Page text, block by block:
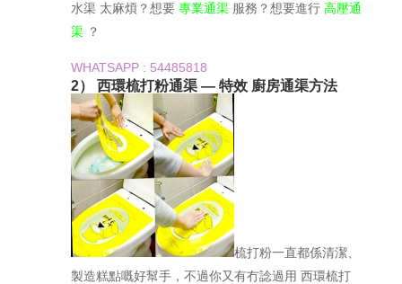
水渠 太麻煩？想要 專業通渠服務？想要進行 高壓通
渠？
WHATSAPP : 54485818
2） 西環梳打粉通渠 — 特效 廚房通渠方法
梳打粉一直都係清潔、
製造糕點嘅好幫手，不過你又有冇諗過用 西環梳打